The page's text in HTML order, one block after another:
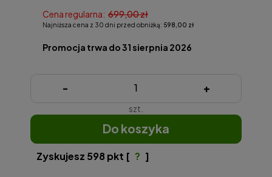
Cena regularna: 699,00 zł
Najniższa cena z 30 dni przed obniżką: 598,00 zł
Promocja trwa do 31 sierpnia 2026
- +
szt.
do koszyka
Zyskujesz 598 pkt [ ? ]